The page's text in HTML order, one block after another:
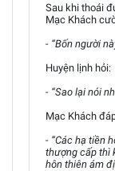
Sau khi thoái
Mạc Khách
- “Bốn người
Huyện lịnh hỏi:
- “Sao lại nói
Mạc Khách
- “Các hạ tiền
thượng cấp thì
hôn thiên ám